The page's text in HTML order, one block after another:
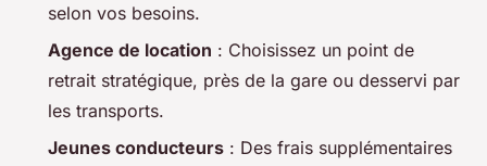
selon vos besoins.
Agence de location : Choisissez un point de
retrait stratégique, près de la gare ou desservi par
les transports.
Jeunes conducteurs : Des frais supplémentaires